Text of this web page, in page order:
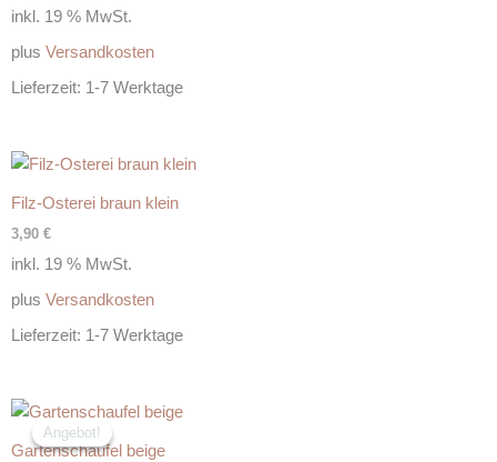
inkl. 19 % MwSt.
plus Versandkosten
Lieferzeit: 1-7 Werktage
Filz-Osterei braun klein
3,90 €
inkl. 19 % MwSt.
plus Versandkosten
Lieferzeit: 1-7 Werktage
Angebot!
Angebot!
Gartenschaufel beige
Ursprünglicher
Preis
war:
Aktueller
ist: